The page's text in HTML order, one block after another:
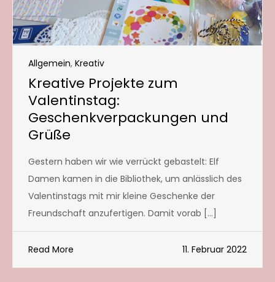
Allgemein, Kreativ
Kreative Projekte zum
Valentinstag:
Geschenkverpackungen und
Grüße
Gestern haben wir wie verrückt gebastelt: Elf
Damen kamen in die Bibliothek, um anlässlich des
Valentinstags mit mir kleine Geschenke der
Freundschaft anzufertigen. Damit vorab […]
Read More 11. Februar 2022